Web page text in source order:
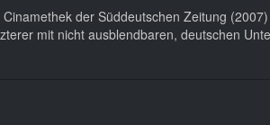
Cinamethek der Süddeutschen Zeitung
mit nicht ausblendbaren, deutschen